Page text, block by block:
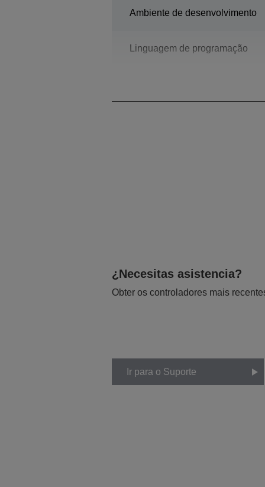
Ambiente de desenvolvimento
Linguagem de programação
¿Necesitas asistencia?
Obter os controladores mais
Ir para o Suporte